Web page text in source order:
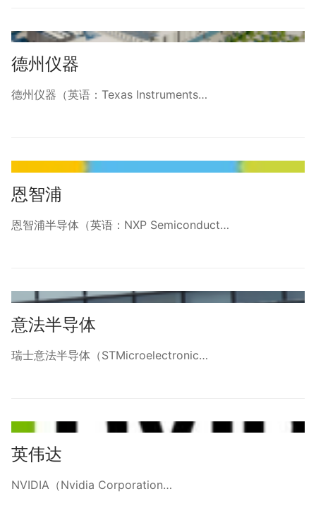
德州仪器
德州仪器（英语：Texas Instruments…
恩智浦
恩智浦半导体（英语：NXP Semiconduct…
意法半导体
瑞士意法半导体（STMicroelectronic…
英伟达
NVIDIA（Nvidia Corporation…